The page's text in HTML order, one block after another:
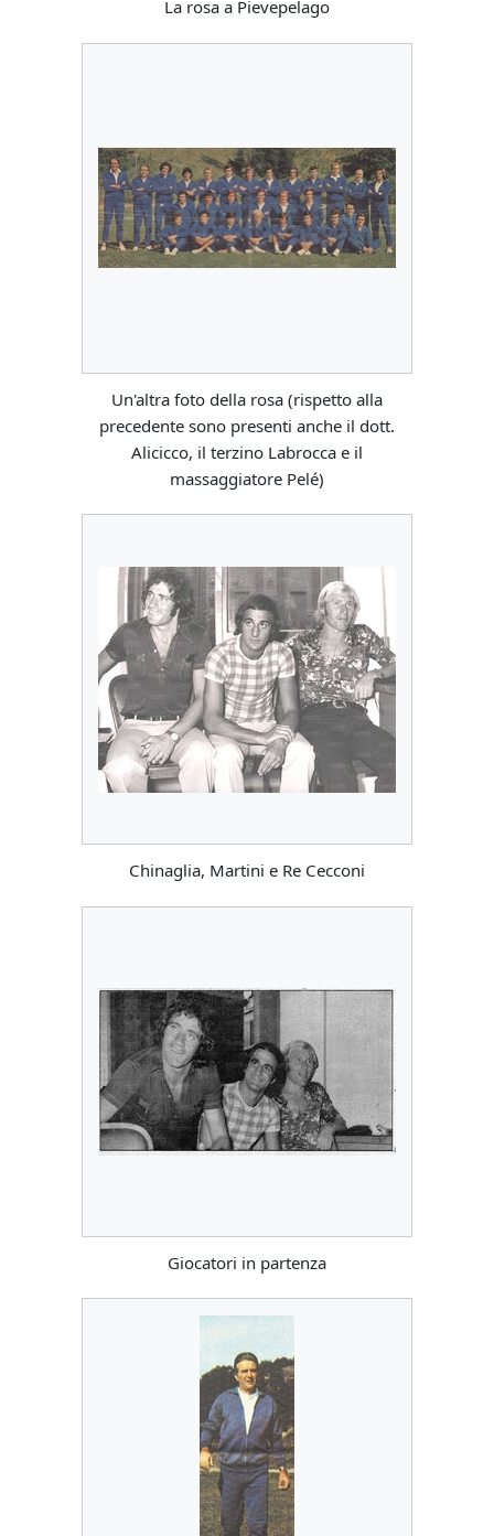
La rosa a Pievepelago
Un'altra foto della rosa (rispetto alla
precedente sono presenti anche il dott.
Alicicco, il terzino Labrocca e il
massaggiatore Pelé)
Chinaglia, Martini e Re Cecconi
Giocatori in partenza